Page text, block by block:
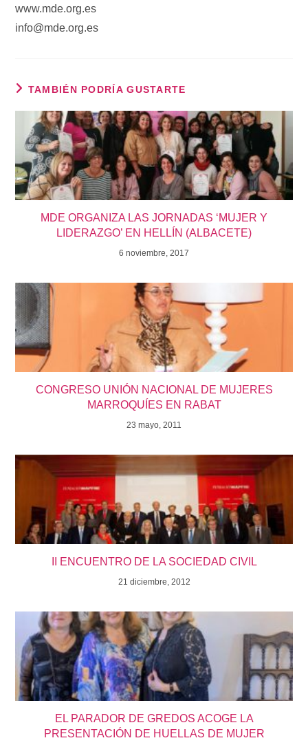
www.mde.org.es
info@mde.org.es
TAMBIÉN PODRÍA GUSTARTE
MDE ORGANIZA LAS JORNADAS ‘MUJER Y
LIDERAZGO’ EN HELLÍN (ALBACETE)
6 noviembre, 2017
CONGRESO UNIÓN NACIONAL DE MUJERES
MARROQUÍES EN RABAT
23 mayo, 2011
II ENCUENTRO DE LA SOCIEDAD CIVIL
21 diciembre, 2012
EL PARADOR DE GREDOS ACOGE LA
PRESENTACIÓN DE HUELLAS DE MUJER